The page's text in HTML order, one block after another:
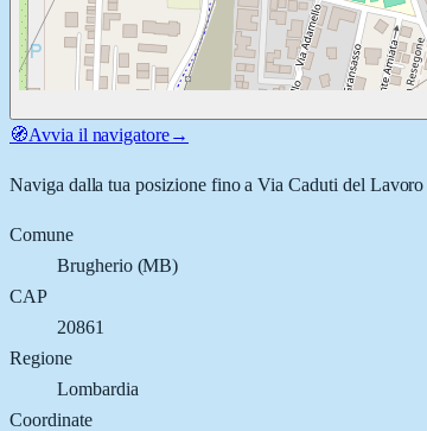
🧭Avvia il navigatore→
Naviga dalla tua posizione fino aVia Caduti del Lavoro
Comune
Brugherio(MB)
CAP
20861
Regione
Lombardia
Coordinate